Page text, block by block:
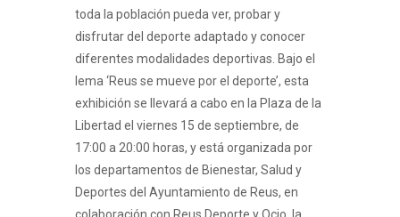
toda la población pueda ver, probar y
disfrutar del deporte adaptado y conocer
diferentes modalidades deportivas. Bajo el
lema ‘Reus se mueve por el deporte’, esta
exhibición se llevará a cabo en la Plaza de la
Libertad el viernes 15 de septiembre, de
17:00 a 20:00 horas, y está organizada por
los departamentos de Bienestar, Salud y
Deportes del Ayuntamiento de Reus, en